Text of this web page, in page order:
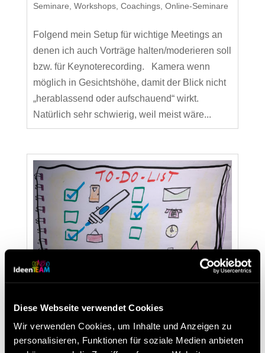
Diese Webseite verwendet Cookies
Wir verwenden Cookies, um Inhalte und Anzeigen zu
personalisieren, Funktionen für soziale Medien anbieten
Seminare Workshops, Coachings, Online-Seminare
Folgend mein Setup für wichtige Meetings an
denen ich auch Vorträge halten/moderieren soll
bzw. für Keynoterecording. Kamera wenn
möglich in Gesichtshöhe, damit der Blick nicht
„herablassend oder aufschauend“ wirkt.
Natürlich sehr schwierig, weil meist wäre...
Checkliste vor Online Keynotes
Lean und Ideenmanagement
Online-Seminare